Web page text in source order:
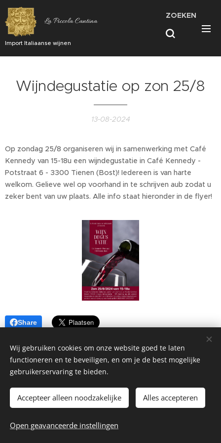
La Piccola Cantina
Import Italiaanse wijnen
ZOEKEN
Wijndegustatie op zon 25/8
13-08-2024
Op zondag 25/8 organiseren wij in samenwerking met Café
Kennedy van 15-18u een wijndegustatie in Café Kennedy -
Potstraat 6 - 3300 Tienen (Bost)! Iedereen is van harte
welkom. Gelieve wel op voorhand in te schrijven aub zodat u
zeker bent van uw plaats. Alle info staat hieronder in de flyer!
Share
© 2026 La Piccola Cantina
Website bydry.media
Wij gebruiken cookies om onze website goed te laten
functioneren en te beveiligen, en om je de best mogelijke
gebruikerservaring te bieden.
Accepteer alleen noodzakelijke Alles accepteren
Open geavanceerde instellingen